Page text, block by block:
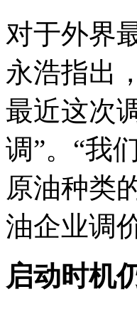
对于外界
永浩指出
最近这次
调”。“我
原油种类
油企业调
启动时机